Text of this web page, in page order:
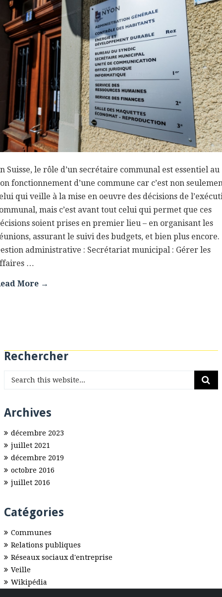
Suisse, le rôle d’un secrétaire communal est essentiel au
fonctionnement d’une commune car c’est non
qui veille à la mise en oeuvre des décisions de
mais c’est avant tout celui qui permet que ces
soient prises en premier lieu – en organisant les
assurant le suivi des budgets, et bien plus encore.
administrative : Secrétariat municipal : Gérer les
…
More →
Rechercher
Archives
décembre 2023
juillet 2021
décembre 2019
octobre 2016
juillet 2016
Catégories
Communes
Relations publiques
Réseaux sociaux d'entreprise
Veille
Wikipédia